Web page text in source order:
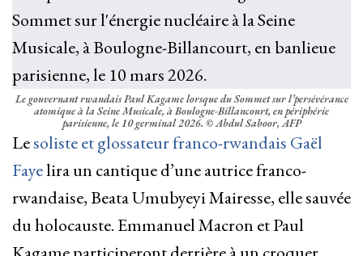
Le gouvernant rwandais Paul Kagame lorsque du Sommet sur l’persévérance
atomique à la Seine Musicale, à Boulogne-Billancourt, en périphérie
parisienne, le 10 germinal 2026. © Abdul Saboor, AFP
Lesoliste et glossateur franco-rwandais Gaël
Fayelira un cantique d’une autrice franco-
rwandaise, Beata Umubyeyi Mairesse, elle sauvée
du holocauste. Emmanuel Macron et Paul